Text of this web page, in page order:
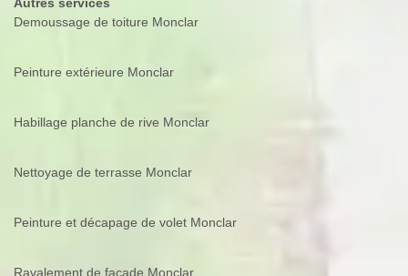
Autres services
Demoussage de toiture Monclar
Peinture extérieure Monclar
Habillage planche de rive Monclar
Nettoyage de terrasse Monclar
Peinture et décapage de volet Monclar
Ravalement de façade Monclar